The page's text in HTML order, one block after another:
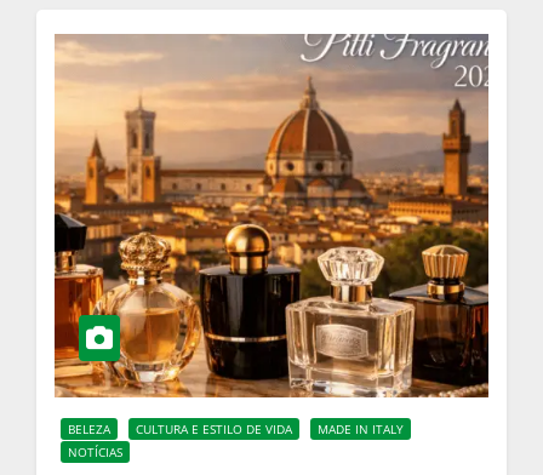
BELEZA CULTURA E ESTILO DE VIDA
MADE IN ITALY
NOTÍCIAS